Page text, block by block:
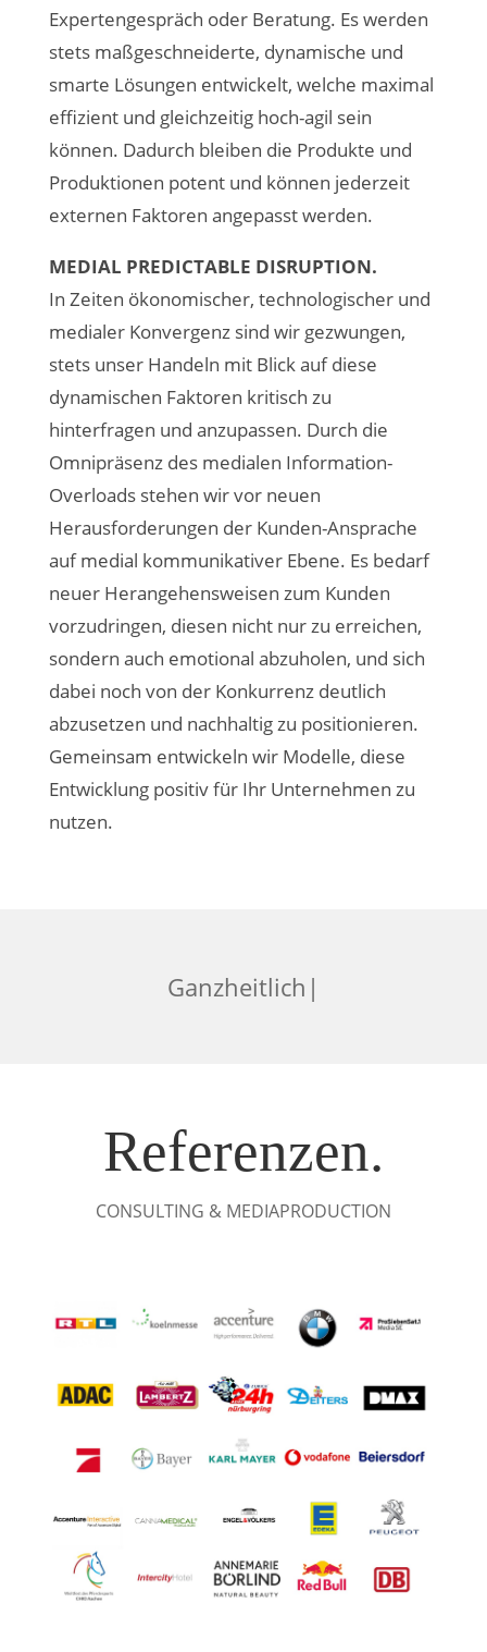
Expertengespräch oder Beratung. Es werden
stets maßgeschneiderte, dynamische und
smarte Lösungen entwickelt, welche maximal
effizient und gleichzeitig hoch-agil sein
können. Dadurch bleiben die Produkte und
Produktionen potent und können jederzeit
externen Faktoren angepasst werden.
MEDIAL PREDICTABLE DISRUPTION.
In Zeiten ökonomischer, technologischer und
medialer Konvergenz sind wir gezwungen,
stets unser Handeln mit Blick auf diese
dynamischen Faktoren kritisch zu
hinterfragen und anzupassen. Durch die
Omnipräsenz des medialen Information-
Overloads stehen wir vor neuen
Herausforderungen der Kunden-Ansprache
auf medial kommunikativer Ebene. Es bedarf
neuer Herangehensweisen zum Kunden
vorzudringen, diesen nicht nur zu erreichen,
sondern auch emotional abzuholen, und sich
dabei noch von der Konkurrenz deutlich
abzusetzen und nachhaltig zu positionieren.
Gemeinsam entwickeln wir Modelle, diese
Entwicklung positiv für Ihr Unternehmen zu
nutzen.
|
Referenzen.
CONSULTING & MEDIAPRODUCTION